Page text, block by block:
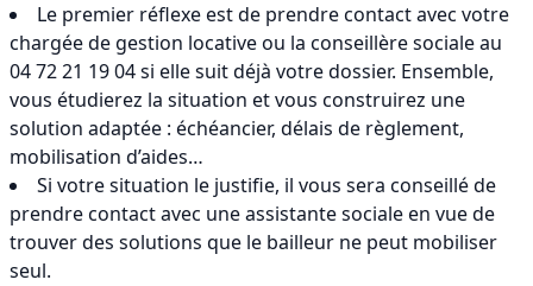
Le premier réflexe est de prendre contact avec votre
chargée de gestion locative ou la conseillère sociale au
04 72 21 19 04 si elle suit déjà votre dossier. Ensemble,
vous étudierez la situation et vous construirez une
solution adaptée : échéancier, délais de règlement,
mobilisation d’aides…
Si votre situation le justifie, il vous sera conseillé de
prendre contact avec une assistante sociale en vue de
trouver des solutions que le bailleur ne peut mobiliser
seul.